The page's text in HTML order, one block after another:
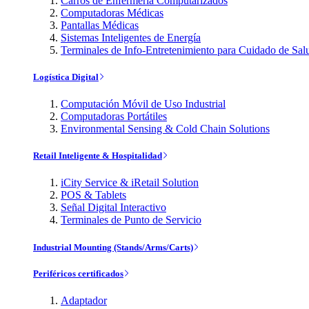
Computadoras Médicas
Pantallas Médicas
Sistemas Inteligentes de Energía
Terminales de Info-Entretenimiento para Cuidado de
Logística Digital
Computación Móvil de Uso Industrial
Computadoras Portátiles
Environmental Sensing & Cold Chain Solutions
Retail Inteligente & Hospitalidad
iCity Service & iRetail Solution
POS & Tablets
Señal Digital Interactivo
Terminales de Punto de Servicio
Industrial Mounting (Stands/Arms/Carts)
Periféricos certificados
Adaptador